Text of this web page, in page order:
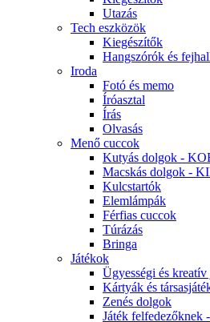
Utazás
Tech eszközök
Kiegészítők
Hangszórók és
Iroda
Fotó és memo
Íróasztal
Írás
Olvasás
Menő cuccok
Kutyás dolgok -
Macskás dolgok -
Kulcstartók
Elemlámpák
Férfias cuccok
Túrázás
Bringa
Játékok
Ügyességi és
Kártyák és
Zenés dolgok
Játék